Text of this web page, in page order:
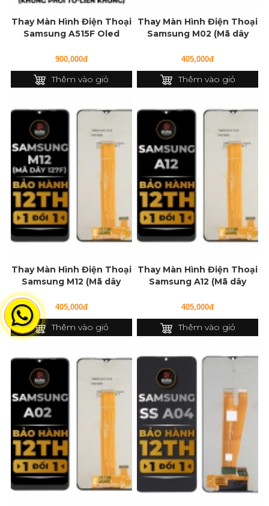
Thay Màn Hình Điện Thoại
Samsung A515F Oled
900,000đ
Thêm vào giỏ
Thay Màn Hình Điện Thoại
Samsung M02 (Mã dây
405,000đ
Thêm vào giỏ
Thay Màn Hình Điện Thoại
Samsung M12 (Mã dây
405,000đ
Thêm vào giỏ
Thay Màn Hình Điện Thoại
Samsung A12 (Mã dây
405,000đ
Thêm vào giỏ